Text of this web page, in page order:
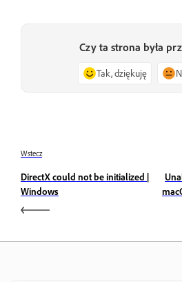
Czy ta strona była
Tak, dziękuję
Wstecz
DirectX could not be initialized |
Windows